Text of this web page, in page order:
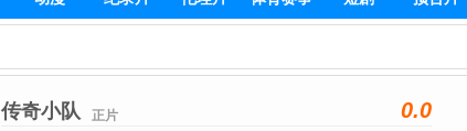
传奇小队 正片 0.0